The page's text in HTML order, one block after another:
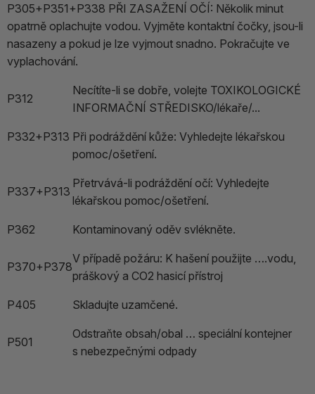
P305+P351+P338 PŘI ZASAŽENÍ OČÍ: Několik minut
opatrně oplachujte vodou. Vyjměte kontaktní čočky, jsou-li
nasazeny a pokud je lze vyjmout snadno. Pokračujte ve
vyplachování.
P312
Necítíte-li se dobře, volejte TOXIKOLOGICKÉ
INFORMAČNÍ STŘEDISKO/lékaře/...
P332+P313 Při podráždění kůže: Vyhledejte lékařskou
pomoc/ošetření.
P337+P313
Přetrvává-li podráždění očí: Vyhledejte
lékařskou pomoc/ošetření.
P362 Kontaminovaný oděv svlékněte.
P370+P378
V případě požáru: K hašení použijte ….vodu,
práškový a CO2 hasicí přístroj
P405 Skladujte uzamčené.
P501
Odstraňte obsah/obal … speciální kontejner
s nebezpečnými odpady